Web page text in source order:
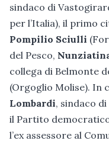
sindaco di
per l’Italia), il primo
Pompilio Sciulli
del Pesco,
collega di Belmonte
(Orgoglio Molise). In
Lombardi, sindaco
il Partito
l’ex assessore al